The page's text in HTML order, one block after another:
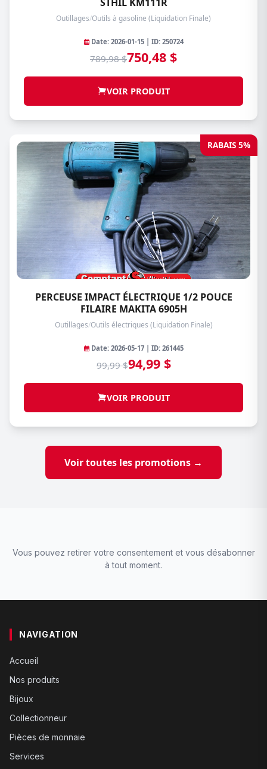
Outillages/Outils à gasoline (Liquidation Finale)
Date: 2026-01-15 | ID: 250724
789,98 $750,48 $
VOIR PRODUIT
RABAIS 5%
PERCEUSE IMPACT ÉLECTRIQUE 1/2 POUCE
FILAIRE MAKITA 6905H
Outillages/Outils électriques (Liquidation Finale)
Date: 2026-05-17 | ID: 261445
99,99 $94,99 $
VOIR PRODUIT
Voir toutes les promotions →
Vous pouvez retirer votre consentement et vous désabonner
à tout moment.
NAVIGATION
Accueil
Nos produits
Bijoux
Collectionneur
Pièces de monnaie
Services